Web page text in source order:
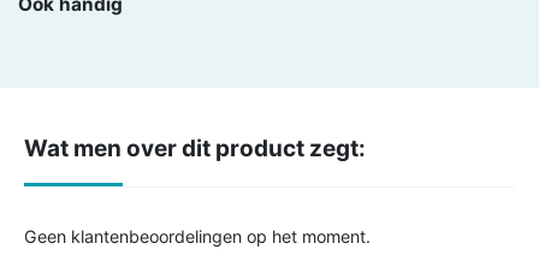
Wat men over dit product zegt:
Geen klantenbeoordelingen op het moment.